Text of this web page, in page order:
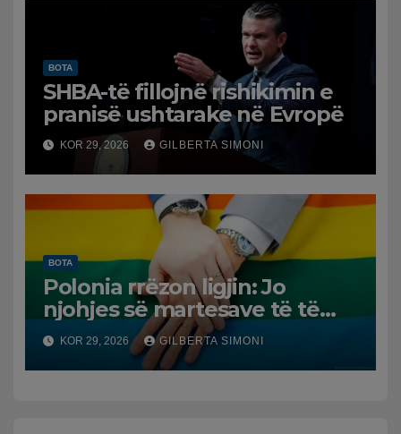
BOTA
SHBA-të fillojnë rishikimin e
pranisë ushtarake në Evropë
KOR 29, 2026 GILBERTA SIMONI
BOTA
Polonia rrëzon ligjin: Jo
njohjes së martesave të të
njëjtit seks
KOR 29, 2026 GILBERTA SIMONI